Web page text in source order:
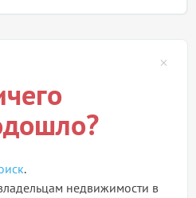
.
недвижимости в